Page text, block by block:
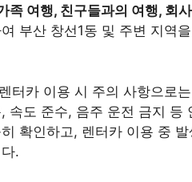
족 여행, 친구들과의 여행, 회
부산 창선1동 및 주변 지역
터카 이용 시 주의 사항으로는
속도 준수, 음주 운전 금지 등
확인하고, 렌터카 이용 중
.